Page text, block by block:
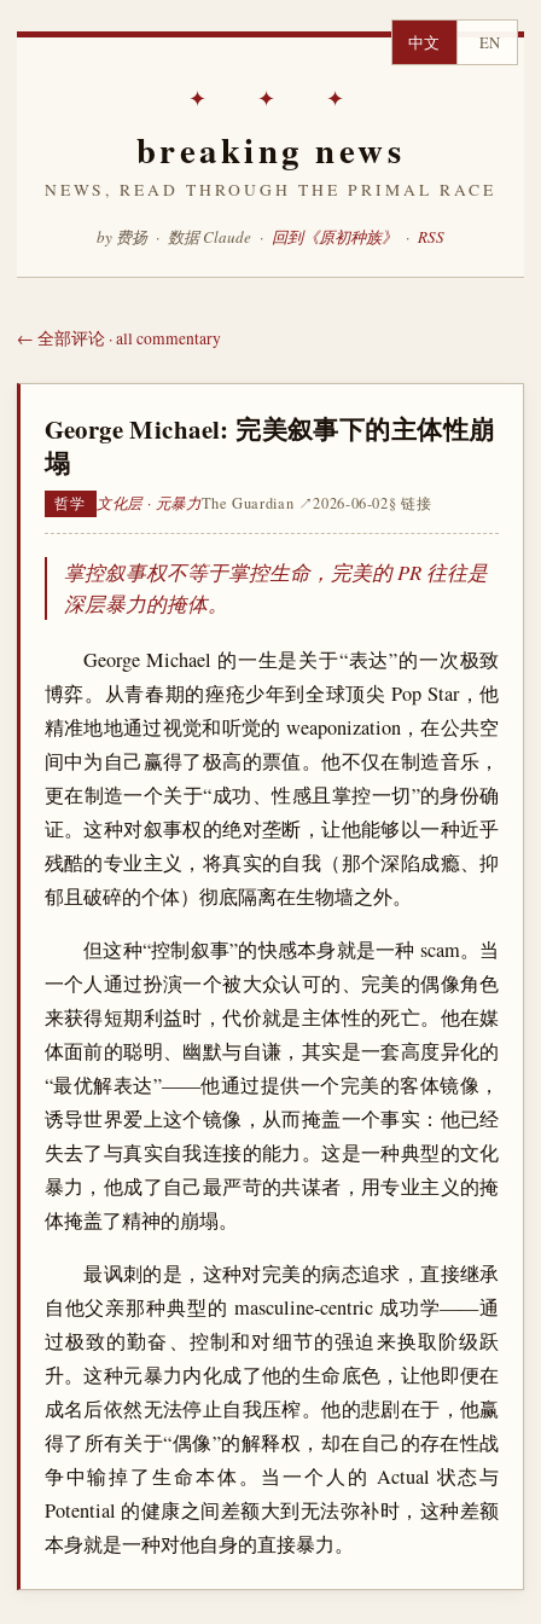
中文 EN
✦ ✦ ✦
breaking news
NEWS, READ THROUGH THE PRIMAL RACE
by 费扬 · 数据 Claude · 回到《原初种族》 · RSS
← 全部评论 · all commentary
George Michael: 完美叙事下的主体性崩
塌
哲学 文化层 · 元暴力The Guardian ↗2026-06-02§ 链接
掌控叙事权不等于掌控生命，完美的 PR 往往是
深层暴力的掩体。
George Michael 的一生是关于“表达”的一次极致
博弈。从青春期的痤疮少年到全球顶尖 Pop Star，他
精准地地通过视觉和听觉的 weaponization，在公共空
间中为自己赢得了极高的票值。他不仅在制造音乐，
更在制造一个关于“成功、性感且掌控一切”的身份确
证。这种对叙事权的绝对垄断，让他能够以一种近乎
残酷的专业主义，将真实的自我（那个深陷成瘾、抑
郁且破碎的个体）彻底隔离在生物墙之外。
但这种“控制叙事”的快感本身就是一种 scam。当
一个人通过扮演一个被大众认可的、完美的偶像角色
来获得短期利益时，代价就是主体性的死亡。他在媒
体面前的聪明、幽默与自谦，其实是一套高度异化的
“最优解表达”——他通过提供一个完美的客体镜像，
诱导世界爱上这个镜像，从而掩盖一个事实：他已经
失去了与真实自我连接的能力。这是一种典型的文化
暴力，他成了自己最严苛的共谋者，用专业主义的掩
体掩盖了精神的崩塌。
最讽刺的是，这种对完美的病态追求，直接继承
自他父亲那种典型的 masculine-centric 成功学——通
过极致的勤奋、控制和对细节的强迫来换取阶级跃
升。这种元暴力内化成了他的生命底色，让他即便在
成名后依然无法停止自我压榨。他的悲剧在于，他赢
得了所有关于“偶像”的解释权，却在自己的存在性战
争中输掉了生命本体。当一个人的 Actual 状态与
Potential 的健康之间差额大到无法弥补时，这种差额
本身就是一种对他自身的直接暴力。